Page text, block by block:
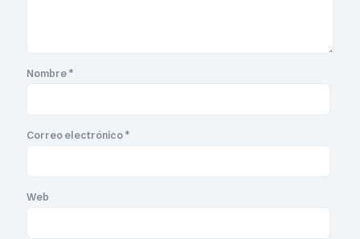
Nombre*
Correo electrónico*
Web